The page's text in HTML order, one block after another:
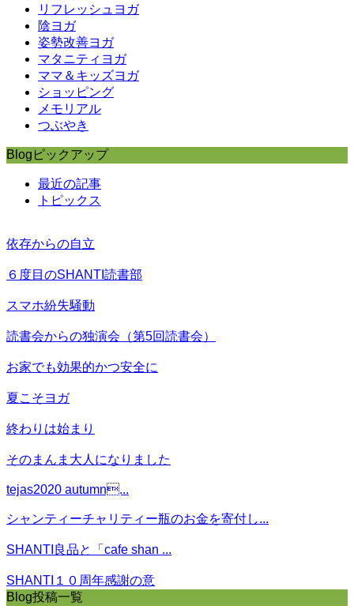
リフレッシュヨガ
陰ヨガ
姿勢改善ヨガ
マタニティヨガ
ママ＆キッズヨガ
ショッピング
メモリアル
つぶやき
Blogピックアップ
最近の記事
トピックス
依存からの自立
６度目のSHANTI読書部
スマホ紛失騒動
読書会からの独演会（第5回読書会）
お家でも効果的かつ安全に
夏こそヨガ
終わりは始まり
そのまんま大人になりました
tejas2020 autumn...
シャンティーチャリティー瓶のお金を寄付し...
SHANTI良品と「cafe shan ...
SHANTI１０周年感謝の意
Blog投稿一覧